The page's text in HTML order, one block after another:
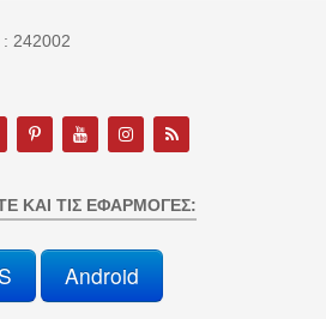
242002
ΚΑΙ ΤΙΣ ΕΦΑΡΜΟΓΈΣ:
Android